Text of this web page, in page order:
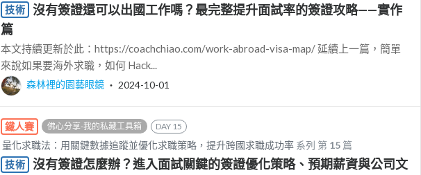
技術
沒有簽證還可以出國工作嗎？最完整提升面試率的簽證攻略——實作
篇
本文持續更新於此：https://coachchiao.com/work-abroad-visa-map/ 延續上一篇，簡單
來說如果要海外求職，如何 Hack...
森林裡的園藝眼鏡 ‧ 2024-10-01
鐵人賽 佛心分享-我的私藏工具箱 DAY 15
量化求職法：用關鍵數據追蹤並優化求職策略，提升跨國求職成功率 系列 第 15 篇
技術
沒有簽證怎麼辦？進入面試關鍵的簽證優化策略、預期薪資與公司文